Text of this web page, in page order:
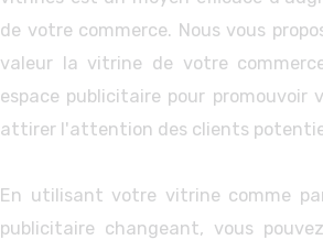
de votre commerce. Nous vous
valeur la vitrine de votre
espace publicitaire pour promouvoir
attirer l'attention des clients
En utilisant votre vitrine comme
publicitaire changeant, vous